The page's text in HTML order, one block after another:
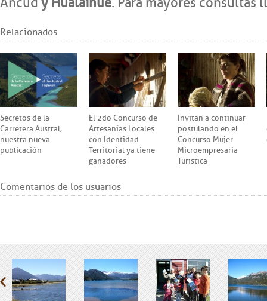
Relacionados
Secretos de la
Carretera Austral,
nuestra nueva
publicación
El 2do Concurso de
Artesanías Locales
con Identidad
Territorial ya tiene
ganadores
Invitan a continuar
postulando en el
Concurso Mujer
Microempresaria
Turística
Comentarios de los usuarios